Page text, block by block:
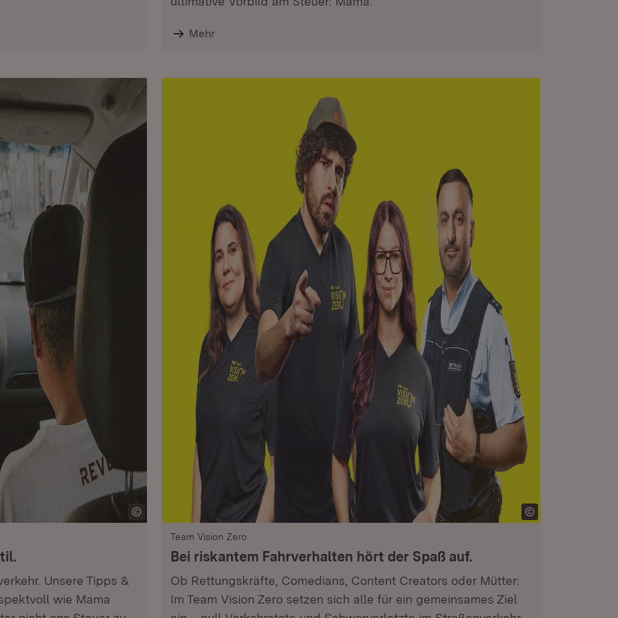
Mehr
Unsere Tipps &
wie Mama
Team Vision Zero
Bei riskantem Fahrverhalten hört der Spaß auf.
Ob Rettungskräfte, Comedians, Content Creators oder Mütter:
Im Team Vision Zero setzen sich alle für ein gemeinsames Ziel